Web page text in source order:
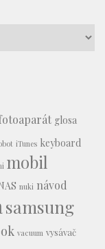
glosa
iTunes keyboard
mobil
nuki návod
samsung
vacuum vysávač